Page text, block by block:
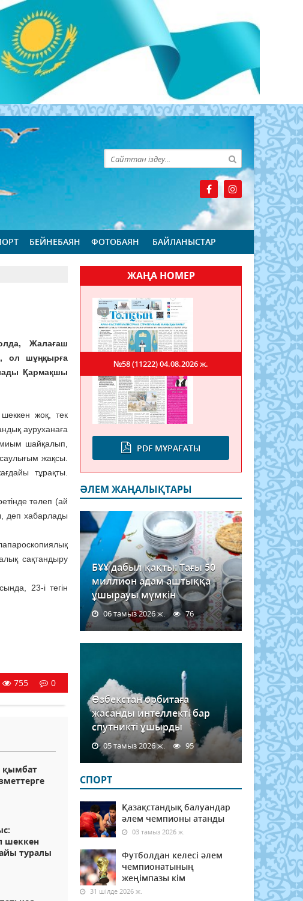
БЕЙНЕБАЯН ФОТОБАЯН БАЙЛАНЫСТАР
Жалағаш
ол шұңқырға
Қармақшы
шеккен жоқ, тек
ауруханаға
миым шайқалып,
жақсы.
тұрақты.
төлеп (ай
деп хабарлады
сақтандыру
23-і тегін
755 0
қымбат
шеккен
туралы
ЖАҢА НОМЕР
PDF МҰРАҒАТЫ
№58 (11222)04.08.2026 ж.
ӘЛЕМ ЖАҢАЛЫҚТАРЫ
БҰҰ дабыл қақты: Тағы 50
миллион адам аштыққа
ұшырауы мүмкін
06 тамыз 2026 ж. 76
Өзбекстан орбитаға
жасанды интеллекті бар
спутникті ұшырды
05 тамыз 2026 ж. 95
СПОРТ
Қазақстандық балуандар
әлем чемпионы атанды
03 тамыз 2026 ж.
Футболдан келесі әлем
чемпионатының
жеңімпазы кім
31 шілде 2026 ж.